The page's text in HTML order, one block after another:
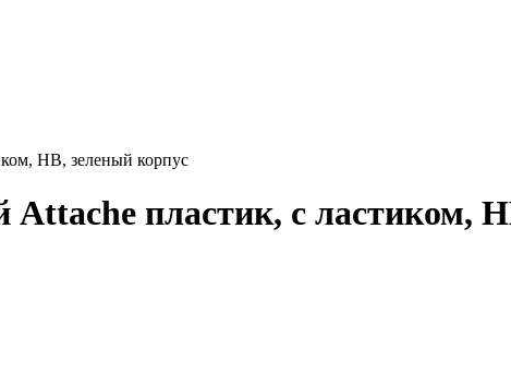
HB, зеленый корпус
плаcтик, с ластиком,